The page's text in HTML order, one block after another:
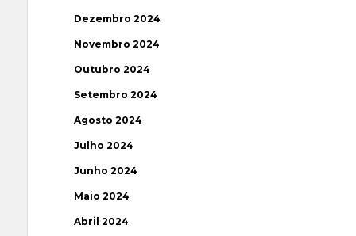
Dezembro 2024
Novembro 2024
Outubro 2024
Setembro 2024
Agosto 2024
Julho 2024
Junho 2024
Maio 2024
Abril 2024